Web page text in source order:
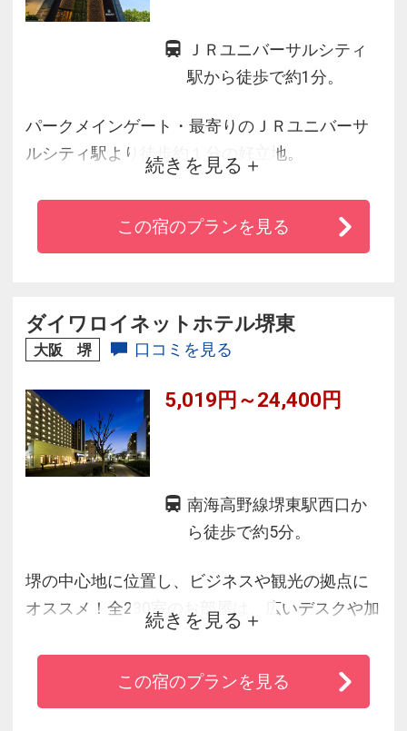
ＪＲユニバーサルシティ
駅から徒歩で約1分。
パークメインゲート・最寄りのＪＲユニバーサ
ルシティ駅より徒歩約１分の好立地。
大阪駅まで直結電車で約１１分と京都や神戸へ
のアクセスも抜群です。
パークを思いっきり楽しみたい方、観光を満喫
※3階には一部ロッカータイプを新設いたしまし
続きを見る
この宿のプランを見る
ダイワロイネットホテル堺東
大阪 堺 口コミを見る
5,019円～24,400円
南海高野線堺東駅西口か
ら徒歩で約5分。
堺の中心地に位置し、ビジネスや観光の拠点に
オススメ！全230室のお部屋は、広いデスクや加
湿空気清浄機等を備えた快適空間。
続きを見る
この宿のプランを見る